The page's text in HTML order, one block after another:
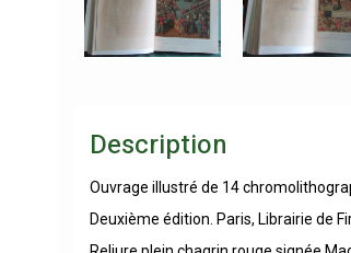
Description
Ouvrage illustré de 14
Deuxième édition. Paris, Librairie de